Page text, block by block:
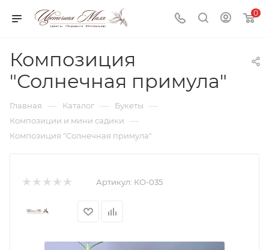
0
Композиция
"Солнечная примула"
Главная — Каталог — Букеты —
Композиции и мини садики —
Композиция "Солнечная примула"
Артикул: КО-035